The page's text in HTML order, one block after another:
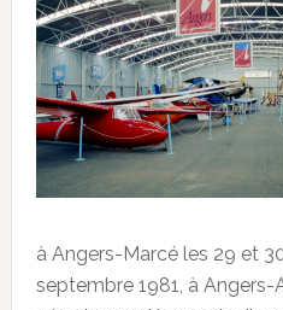
à Angers-Marcé les 29 et
septembre 1981, à Angers-